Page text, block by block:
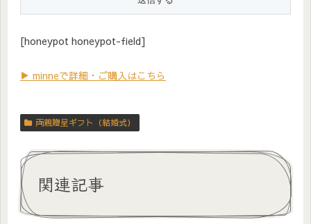
[honeypot honeypot-field]
▶ minneで詳細・ご購入はこちら
両親贈呈ギフト（結婚式）
関連記事